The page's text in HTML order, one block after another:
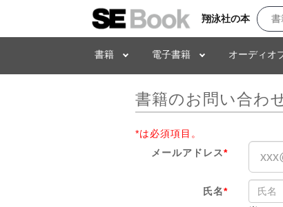
翔泳社の本
書籍 電子書籍 オーディオ
書籍のお問い合わ
*は必須項目。
メールアドレス*
氏名*